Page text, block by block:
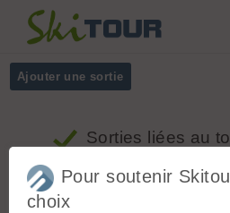
Ajouter une sortie
Sorties liées au
Pour soutenir
choix